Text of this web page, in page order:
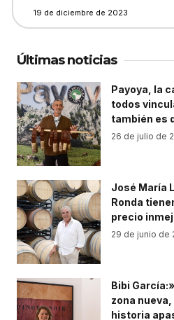
19 de diciembre de 2023
Últimas noticias
Payoya, la
todos
también es
26 de julio de
José María
Ronda
precio
29 de junio de
Bibi
zona
historia